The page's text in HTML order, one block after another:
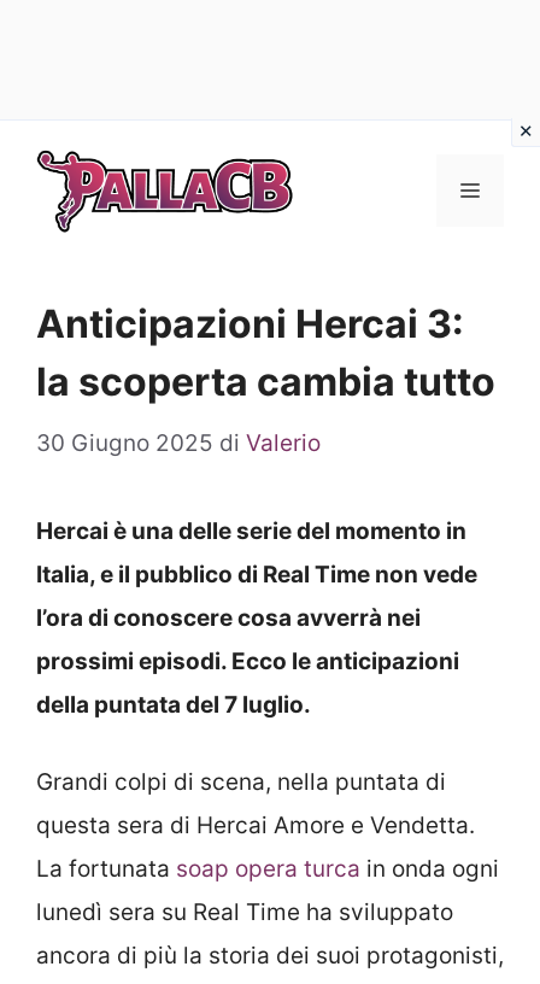
contenuto
Menu
Anticipazioni Hercai 3:
la scoperta cambia tutto
30 Giugno 2025 di Valerio
Hercai è una delle serie del momento in
Italia, e il pubblico di Real Time non vede
l’ora di conoscere cosa avverrà nei
prossimi episodi. Ecco le anticipazioni
della puntata del 7 luglio.
Grandi colpi di scena, nella puntata di
questa sera di Hercai Amore e Vendetta.
La fortunata soap opera turca in onda ogni
lunedì sera su Real Time ha sviluppato
ancora di più la storia dei suoi protagonisti,